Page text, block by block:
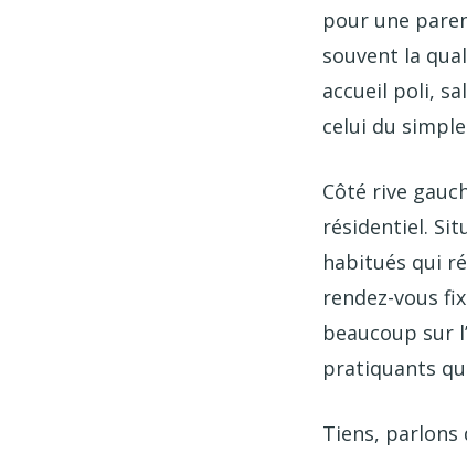
pour une
souvent la
accueil poli,
celui du
Côté rive
résidentiel.
habitués qui
rendez-vous
beaucoup sur
pratiquants
Tiens, parlons